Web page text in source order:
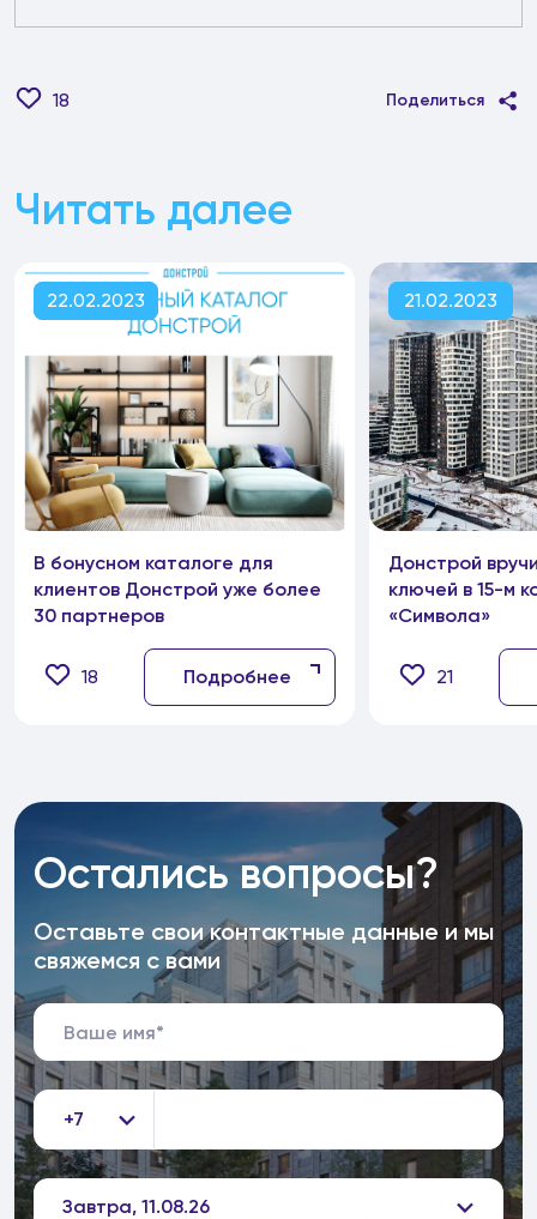
18 Поделиться
Читать далее
22.02.2023
В бонусном каталоге для
клиентов Донстрой уже более
30 партнеров
18 Подробнее
21.02.2023
Донстрой
ключей в 15-м
«Символа»
21
Остались вопросы?
Оставьте свои контактные данные и мы
свяжемся с вами
+7
Завтра, 11.08.26